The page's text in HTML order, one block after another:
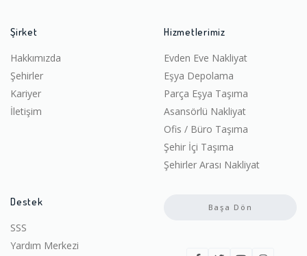
Şirket
Hakkımızda
Şehirler
Kariyer
İletişim
Hizmetlerimiz
Evden Eve Nakliyat
Eşya Depolama
Parça Eşya Taşıma
Asansörlü Nakliyat
Ofis / Büro Taşıma
Şehir İçi Taşıma
Şehirler Arası Nakliyat
Destek
SSS
Yardım Merkezi
Başa Dön